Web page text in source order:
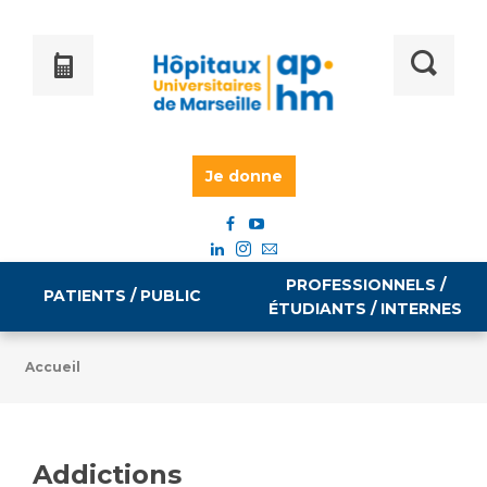
Je donne
PATIENTS / PUBLIC
PROFESSIONNELS /
ÉTUDIANTS / INTERNES
Emploi / formation
Accueil
Addictions